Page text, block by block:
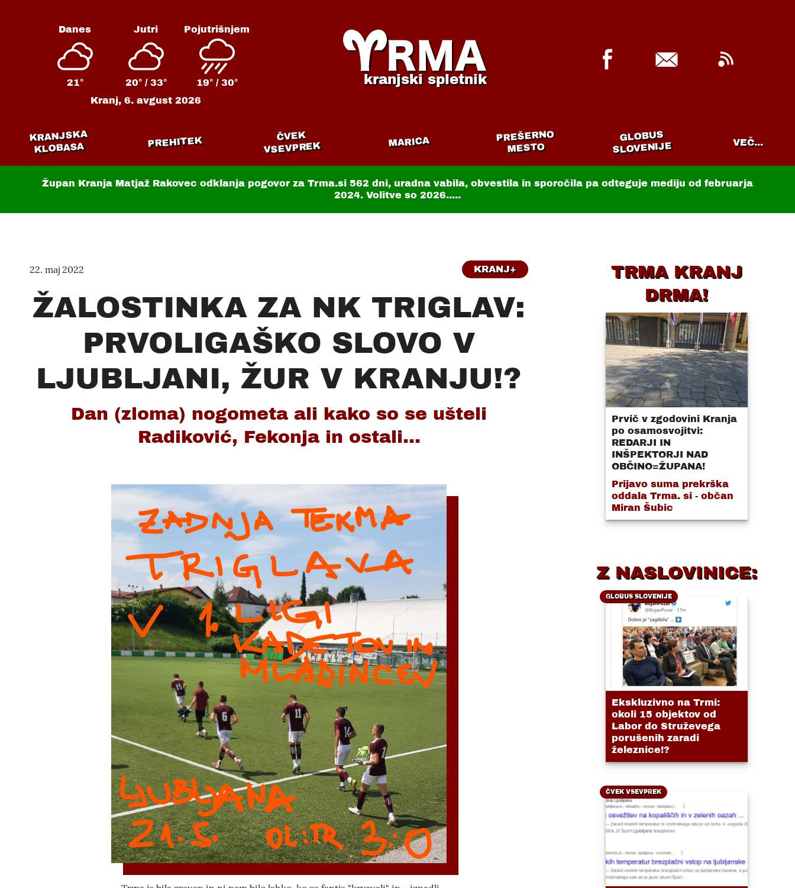
Danes
21°
Jutri
20° / 33°
Pojutrišnjem
19° / 30°
Kranj,6. avgust 2026
kranjski spletnik
KRANJSKA
KLOBASA PREHITEK ČVEK
VSEVPREK MARICA PREŠERNO
MESTO
GLOBUS
SLOVENIJE VEČ...
Župan Kranja Matjaž Rakovec odklanja pogovor za Trma.si 562 dni, uradna vabila, obvestila in sporočila pa odteguje mediju od februarja
2024. Volitve so 2026.....
22. maj 2022 KRANJ+
ŽALOSTINKA ZA NK TRIGLAV:
PRVOLIGAŠKO SLOVO V
LJUBLJANI, ŽUR V KRANJU!?
Dan (zloma) nogometa ali kako so se ušteli
Radiković, Fekonja in ostali...
TRMA KRANJ
DRMA!
Prvič v zgodovini Kranja
po osamosvojitvi:
REDARJI IN
INŠPEKTORJI NAD
OBČINO=ŽUPANA!
Prijavo suma prekrška
oddala Trma. si - občan
Miran Šubic
Z NASLOVINICE:
GLOBUS SLOVENIJE
Ekskluzivno na Trmi:
okoli 15 objektov od
Labor do Struževega
porušenih zaradi
železnice!?
ČVEK VSEVPREK